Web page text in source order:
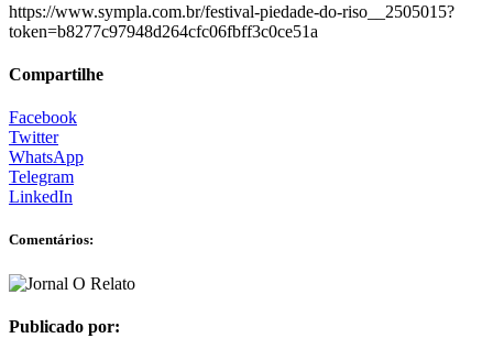
https://www.sympla.com.br/festival-piedade-do-riso__2505015?
token=b8277c97948d264cfc06fbff3c0ce51a
Compartilhe
Facebook
Twitter
WhatsApp
Telegram
LinkedIn
Comentários:
Publicado por: